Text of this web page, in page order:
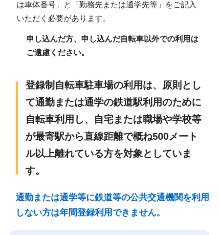
は車体番号」と「勤務先または通学先等」をご記入
いただく必要があります。
申し込んだ方、申し込んだ自転車以外での利用は
ご遠慮ください。
登録制自転車駐車場の利用は、原則とし
て通勤または通学の鉄道駅利用のために
自転車利用し、自宅または職場や学校等
が最寄駅から直線距離で概ね500メート
ル以上離れている方を対象としていま
す。
通勤または通学等に鉄道等の公共交通機関を利用
しない方は年間登録利用できません。